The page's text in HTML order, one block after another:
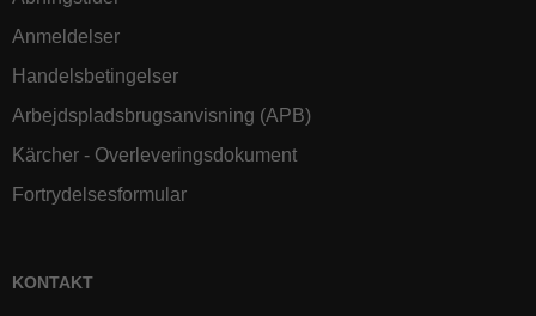
Anmeldelser
Handelsbetingelser
Arbejdspladsbrugsanvisning (APB)
Kärcher - Overleveringsdokument
Fortrydelsesformular
KONTAKT